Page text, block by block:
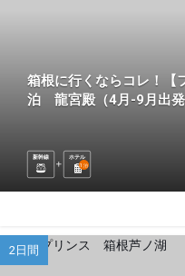
箱根に行くならコレ！【
泊 龍宮殿（4月-9月出発
新幹線
ホテル
1 泊
2日間